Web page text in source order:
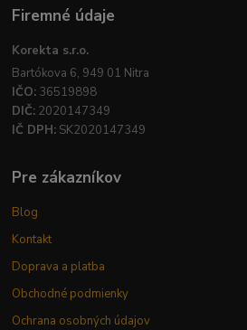
Firemné údaje
Korekta s.r.o.
Bartókova 6, 949 01 Nitra
IČO: 36519898
DIČ: 2020147349
IČ DPH: SK2020147349
Pre zákazníkov
Blog
Kontakt
Doprava a platba
Obchodné podmienky
Ochrana osobných údajov